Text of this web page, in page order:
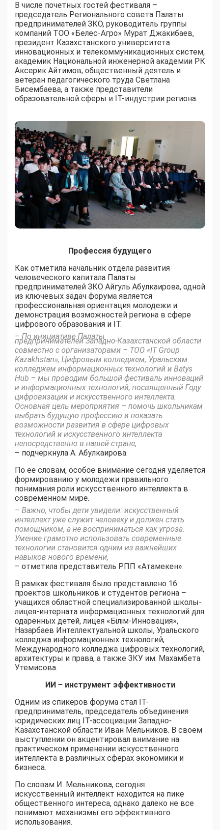
В числе почетных гостей фестиваля –
председатель Регионального совета Палаты
предпринимателей ЗКО, руководитель группы
компаний ТОО «Белес-Агро» Мурат Джакибаев,
президент Казахстанского университета
инновационных и телекоммуникационных систем,
академик Национальной инженерной академии РК
Аксерик Айтимов, общественный деятель и
ветеран педагогического труда Светлана
Бисембаева, а также представители
образовательной сферы и IT-индустрии региона.
Профессия будущего
Как отметила начальник отдела развития
человеческого капитала Палаты
предпринимателей ЗКО Айгуль Абулкаирова, одной
из ключевых задач форума является
профессиональная ориентация молодежи и
демонстрация возможностей региона в сфере
цифрового образования и IT.
– По инициативе Палаты
пред­принимателей Западно-Ка­захстанской области
совместно с организаторами – ТОО «IT Group
Kazakhstan», Цифровым колледжем, Уральским
колледжем информационных технологий и Batys
Hub – мы проводим большой фестиваль инноваций
и информационных технологий, посвященный Году
цифровизации и искусственного интеллекта.
Основная цель мероприятия – помочь школьникам
выбрать будущую профессию и показать
возможности развития в сфере цифровых
технологий и искусственного интеллекта
непосредственно в нашей стране,
– подчеркнула А. Абулкаирова.
По ее словам, особое внимание сегодня уделяется
формированию у молодежи правильного
понимания роли искусственного интеллекта в
современном мире.
– Важно, чтобы дети увидели: искусственный
интеллект уже служит человеку и должен стать
помощником, а не восприниматься как угроза.
Умение грамотно использовать современные
технологии становится одним из важнейших
навыков нового времени,
– отметила представитель РПП «Атамекен».
В рамках фестиваля было представлено 16
проектов школьников и студентов региона –
учащихся областной специализированной школы-
лицея-интерната информационных технологий для
одаренных детей, лицея «Білім-Инновация»,
Назарбаев Интеллектуальной школы, Уральского
колледжа информационных технологий,
Международного колледжа цифровых технологий,
архитектуры и права, а также ЗКУ им. Махамбета
Утемисова.
ИИ – инструмент эффективности
Одним из спикеров форума стал IT-
предприниматель, председатель объединения
юридических лиц IT-ассоциации Западно-
Казахстанской области Иван Мельников. В своем
выступлении он акцентировал внимание на
практическом применении искусственного
интеллекта в различных сферах экономики и
бизнеса.
По словам И. Мельникова, сегодня
искусственный интеллект находится на пике
общественного интереса, однако далеко не все
понимают механизмы его эффективного
использования.